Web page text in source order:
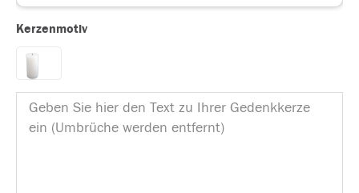
Kerzenmotiv